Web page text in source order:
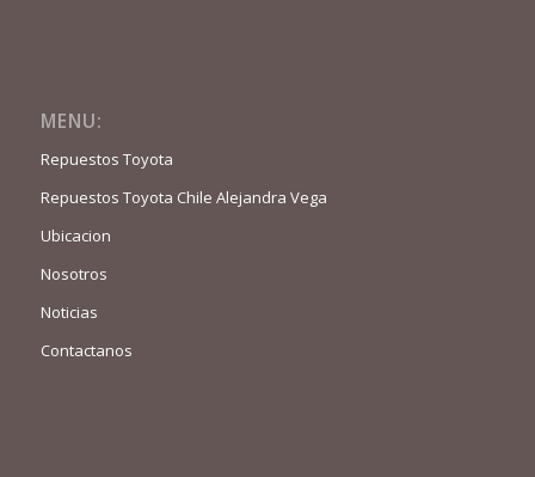
MENU:
Repuestos Toyota
Repuestos Toyota Chile Alejandra Vega
Ubicacion
Nosotros
Noticias
Contactanos